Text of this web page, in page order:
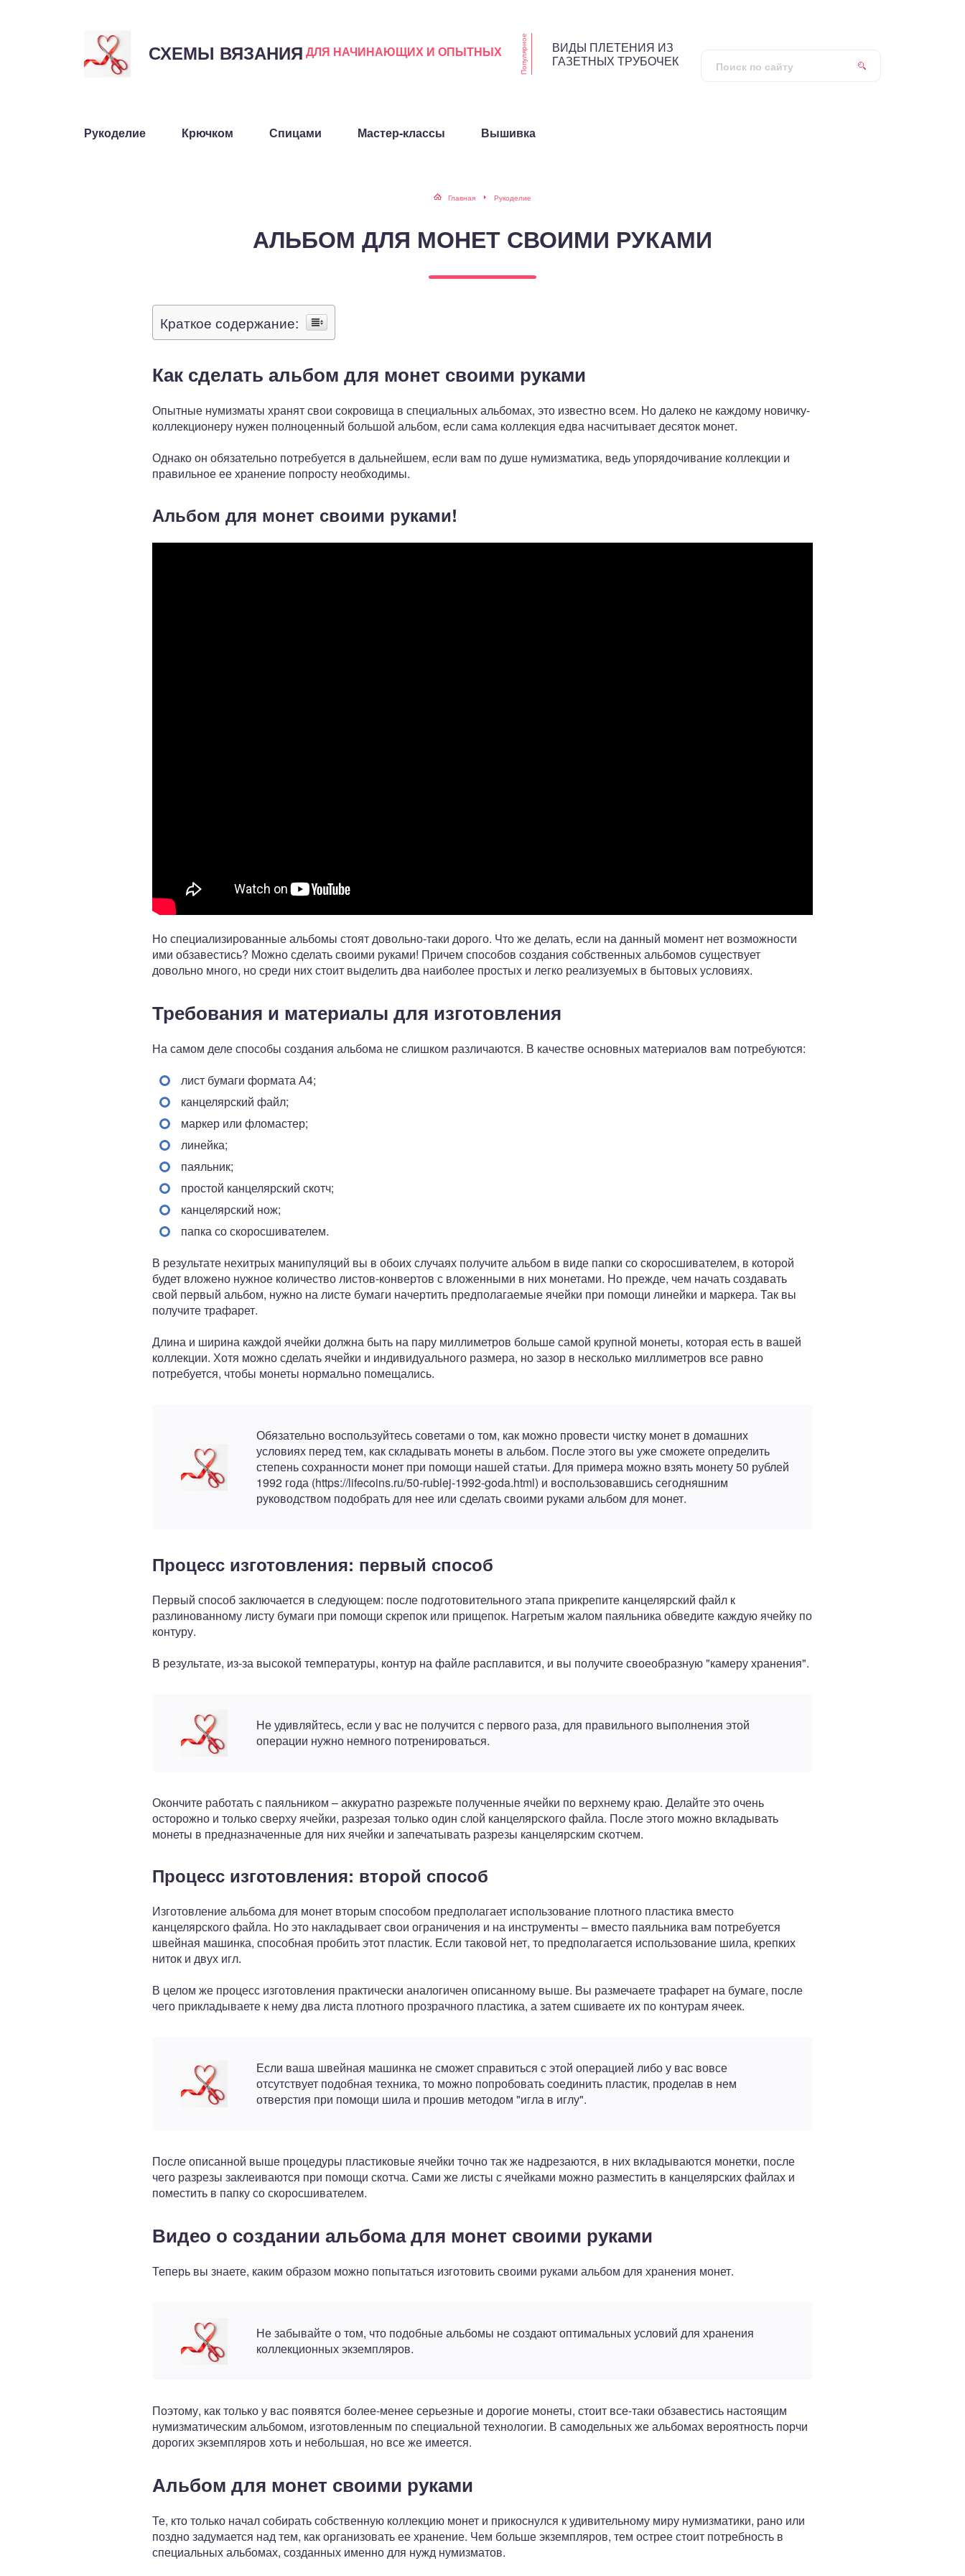
СХЕМЫ ВЯЗАНИЯ ДЛЯ НАЧИНАЮЩИХ И ОПЫТНЫХ Популярное
ВИДЫ ПЛЕТЕНИЯ ИЗ
ГАЗЕТНЫХ ТРУБОЧЕК
Рукоделие Крючком Спицами Мастер-классы Вышивка
Главная Рукоделие
АЛЬБОМ ДЛЯ МОНЕТ СВОИМИ РУКАМИ
Краткое содержание:
Как сделать альбом для монет своими руками
Опытные нумизматы хранят свои сокровища в специальных альбомах, это известно всем. Но далеко не каждому новичку-
коллекционеру нужен полноценный большой альбом, если сама коллекция едва насчитывает десяток монет.
Однако он обязательно потребуется в дальнейшем, если вам по душе нумизматика, ведь упорядочивание коллекции и
правильное ее хранение попросту необходимы.
Альбом для монет своими руками!
Но специализированные альбомы стоят довольно-таки дорого. Что же делать, если на данный момент нет возможности
ими обзавестись? Можно сделать своими руками! Причем способов создания собственных альбомов существует
довольно много, но среди них стоит выделить два наиболее простых и легко реализуемых в бытовых условиях.
Требования и материалы для изготовления
На самом деле способы создания альбома не слишком различаются. В качестве основных материалов вам потребуются:
лист бумаги формата А4;
канцелярский файл;
маркер или фломастер;
линейка;
паяльник;
простой канцелярский скотч;
канцелярский нож;
папка со скоросшивателем.
В результате нехитрых манипуляций вы в обоих случаях получите альбом в виде папки со скоросшивателем, в которой
будет вложено нужное количество листов-конвертов с вложенными в них монетами. Но прежде, чем начать создавать
свой первый альбом, нужно на листе бумаги начертить предполагаемые ячейки при помощи линейки и маркера. Так вы
получите трафарет.
Длина и ширина каждой ячейки должна быть на пару миллиметров больше самой крупной монеты, которая есть в вашей
коллекции. Хотя можно сделать ячейки и индивидуального размера, но зазор в несколько миллиметров все равно
потребуется, чтобы монеты нормально помещались.
Обязательно воспользуйтесь советами о том, как можно провести чистку монет в домашних
условиях перед тем, как складывать монеты в альбом. После этого вы уже сможете определить
степень сохранности монет при помощи нашей статьи. Для примера можно взять монету 50 рублей
1992 года (https://lifecoins.ru/50-rublej-1992-goda.html) и воспользовавшись сегодняшним
руководством подобрать для нее или сделать своими руками альбом для монет.
Процесс изготовления: первый способ
Первый способ заключается в следующем: после подготовительного этапа прикрепите канцелярский файл к
разлинованному листу бумаги при помощи скрепок или прищепок. Нагретым жалом паяльника обведите каждую ячейку по
контуру.
В результате, из-за высокой температуры, контур на файле расплавится, и вы получите своеобразную "камеру хранения".
Не удивляйтесь, если у вас не получится с первого раза, для правильного выполнения этой
операции нужно немного потренироваться.
Окончите работать с паяльником – аккуратно разрежьте полученные ячейки по верхнему краю. Делайте это очень
осторожно и только сверху ячейки, разрезая только один слой канцелярского файла. После этого можно вкладывать
монеты в предназначенные для них ячейки и запечатывать разрезы канцелярским скотчем.
Процесс изготовления: второй способ
Изготовление альбома для монет вторым способом предполагает использование плотного пластика вместо
канцелярского файла. Но это накладывает свои ограничения и на инструменты – вместо паяльника вам потребуется
швейная машинка, способная пробить этот пластик. Если таковой нет, то предполагается использование шила, крепких
ниток и двух игл.
В целом же процесс изготовления практически аналогичен описанному выше. Вы размечаете трафарет на бумаге, после
чего прикладываете к нему два листа плотного прозрачного пластика, а затем сшиваете их по контурам ячеек.
Если ваша швейная машинка не сможет справиться с этой операцией либо у вас вовсе
отсутствует подобная техника, то можно попробовать соединить пластик, проделав в нем
отверстия при помощи шила и прошив методом "игла в иглу".
После описанной выше процедуры пластиковые ячейки точно так же надрезаются, в них вкладываются монетки, после
чего разрезы заклеиваются при помощи скотча. Сами же листы с ячейками можно разместить в канцелярских файлах и
поместить в папку со скоросшивателем.
Видео о создании альбома для монет своими руками
Теперь вы знаете, каким образом можно попытаться изготовить своими руками альбом для хранения монет.
Не забывайте о том, что подобные альбомы не создают оптимальных условий для хранения
коллекционных экземпляров.
Поэтому, как только у вас появятся более-менее серьезные и дорогие монеты, стоит все-таки обзавестись настоящим
нумизматическим альбомом, изготовленным по специальной технологии. В самодельных же альбомах вероятность порчи
дорогих экземпляров хоть и небольшая, но все же имеется.
Альбом для монет своими руками
Те, кто только начал собирать собственную коллекцию монет и прикоснулся к удивительному миру нумизматики, рано или
поздно задумается над тем, как организовать ее хранение. Чем больше экземпляров, тем острее стоит потребность в
специальных альбомах, созданных именно для нужд нумизматов.